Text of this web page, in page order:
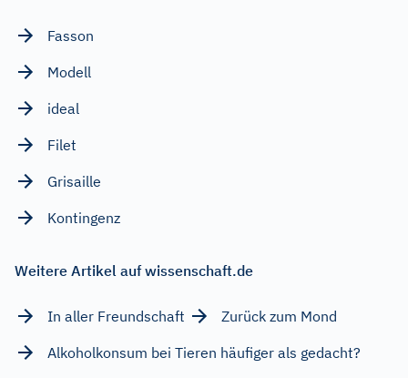
Fasson
Modell
ideal
Filet
Grisaille
Kontingenz
Weitere Artikel auf wissenschaft.de
In aller Freundschaft
Zurück zum Mond
Alkoholkonsum bei Tieren häufiger als gedacht?